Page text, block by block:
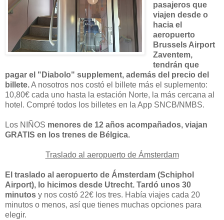
pasajeros que
viajen desde o
hacia el
aeropuerto
Brussels Airport
Zaventem,
tendrán que
pagar el "Diabolo" supplement, además del precio del
billete.A nosotros nos costó el billete más el suplemento:
10,80€ cada uno hasta la estación Norte, la más cercana al
hotel. Compré todos los billetes en la App SNCB/NMBS.
Los NIÑOS menores de 12 años acompañados, viajan
GRATIS en los trenes de Bélgica.
Traslado al aeropuerto de Ámsterdam
El traslado al aeropuerto de Ámsterdam (Schiphol
Airport), lo hicimos desde Utrecht. Tardó unos 30
minutos y nos costó 22€ los tres. Había viajes cada 20
minutos o menos, así que tienes muchas opciones para
elegir.